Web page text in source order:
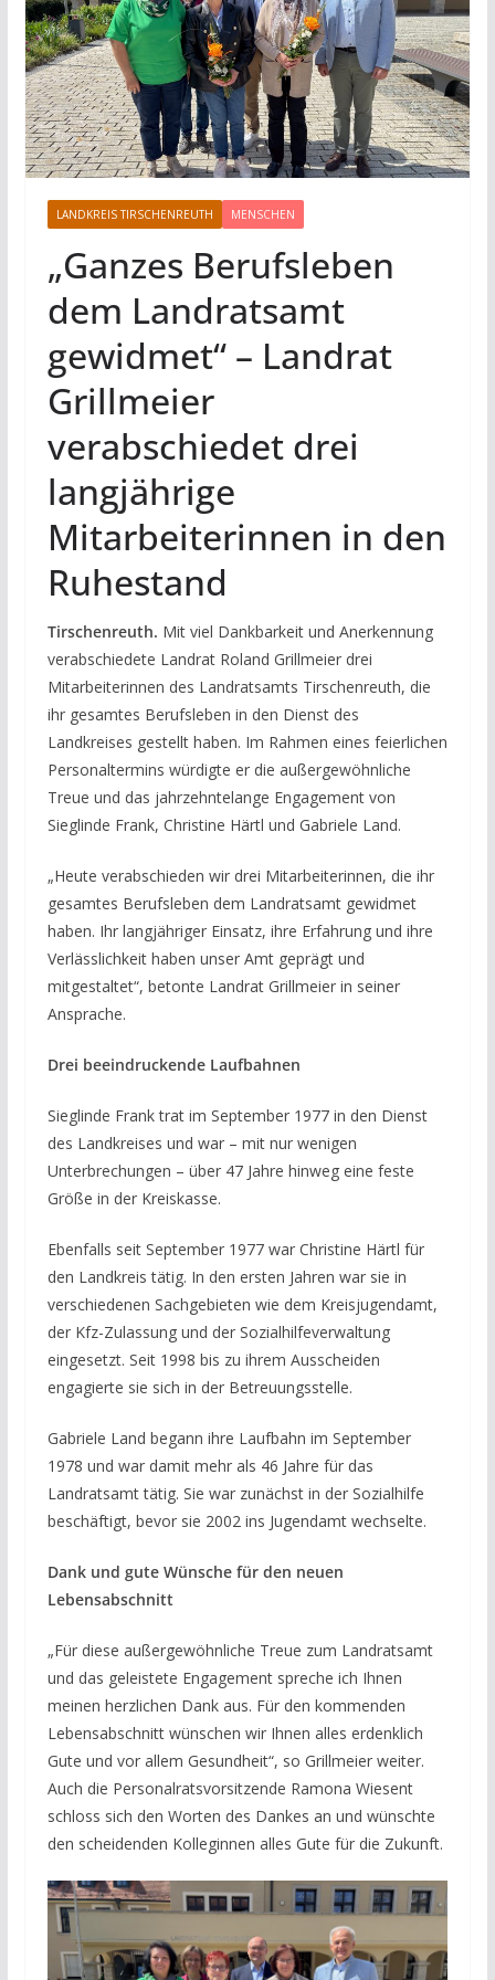
LANDKREIS TIRSCHENREUTH MENSCHEN
„Ganzes Berufsleben
dem Landratsamt
gewidmet“ – Landrat
Grillmeier
verabschiedet drei
langjährige
Mitarbeiterinnen in den
Ruhestand
Tirschenreuth. Mit viel Dankbarkeit und Anerkennung
verabschiedete Landrat Roland Grillmeier drei
Mitarbeiterinnen des Landratsamts Tirschenreuth, die
ihr gesamtes Berufsleben in den Dienst des
Landkreises gestellt haben. Im Rahmen eines feierlichen
Personaltermins würdigte er die außergewöhnliche
Treue und das jahrzehntelange Engagement von
Sieglinde Frank, Christine Härtl und Gabriele Land.
„Heute verabschieden wir drei Mitarbeiterinnen, die ihr
gesamtes Berufsleben dem Landratsamt gewidmet
haben. Ihr langjähriger Einsatz, ihre Erfahrung und ihre
Verlässlichkeit haben unser Amt geprägt und
mitgestaltet“, betonte Landrat Grillmeier in seiner
Ansprache.
Drei beeindruckende Laufbahnen
Sieglinde Frank trat im September 1977 in den Dienst
des Landkreises und war – mit nur wenigen
Unterbrechungen – über 47 Jahre hinweg eine feste
Größe in der Kreiskasse.
Ebenfalls seit September 1977 war Christine Härtl für
den Landkreis tätig. In den ersten Jahren war sie in
verschiedenen Sachgebieten wie dem Kreisjugendamt,
der Kfz-Zulassung und der Sozialhilfeverwaltung
eingesetzt. Seit 1998 bis zu ihrem Ausscheiden
engagierte sie sich in der Betreuungsstelle.
Gabriele Land begann ihre Laufbahn im September
1978 und war damit mehr als 46 Jahre für das
Landratsamt tätig. Sie war zunächst in der Sozialhilfe
beschäftigt, bevor sie 2002 ins Jugendamt wechselte.
Dank und gute Wünsche für den neuen
Lebensabschnitt
„Für diese außergewöhnliche Treue zum Landratsamt
und das geleistete Engagement spreche ich Ihnen
meinen herzlichen Dank aus. Für den kommenden
Lebensabschnitt wünschen wir Ihnen alles erdenklich
Gute und vor allem Gesundheit“, so Grillmeier weiter.
Auch die Personalratsvorsitzende Ramona Wiesent
schloss sich den Worten des Dankes an und wünschte
den scheidenden Kolleginnen alles Gute für die Zukunft.